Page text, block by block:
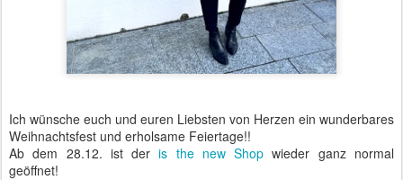
Ich wünsche euch und euren Liebsten von Herzen ein wunderbares
Weihnachtsfest und erholsame Feiertage!!
Ab dem 28.12. ist deris the new Shop wieder ganz normal
geöffnet!